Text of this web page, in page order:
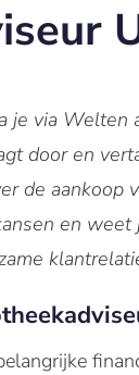
je via
door en
de aankoop
en